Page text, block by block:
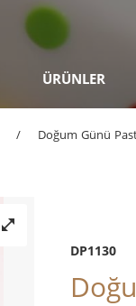
ÜRÜNLER
/ Doğum Günü
DP1130